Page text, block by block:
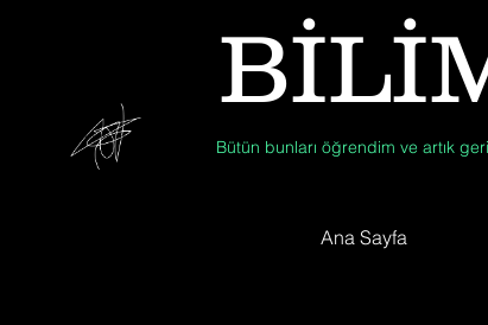
Bütün bunları öğrendim ve artık
Ana Sayfa